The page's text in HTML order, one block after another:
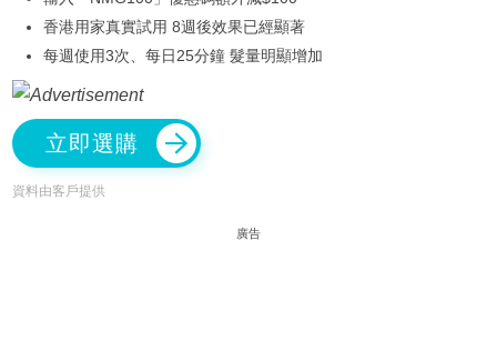
香港用家真實試用 8週後效果已經顯著
每週使用3次、每日25分鐘 髮量明顯增加
立即選購
資料由客戶提供
廣告